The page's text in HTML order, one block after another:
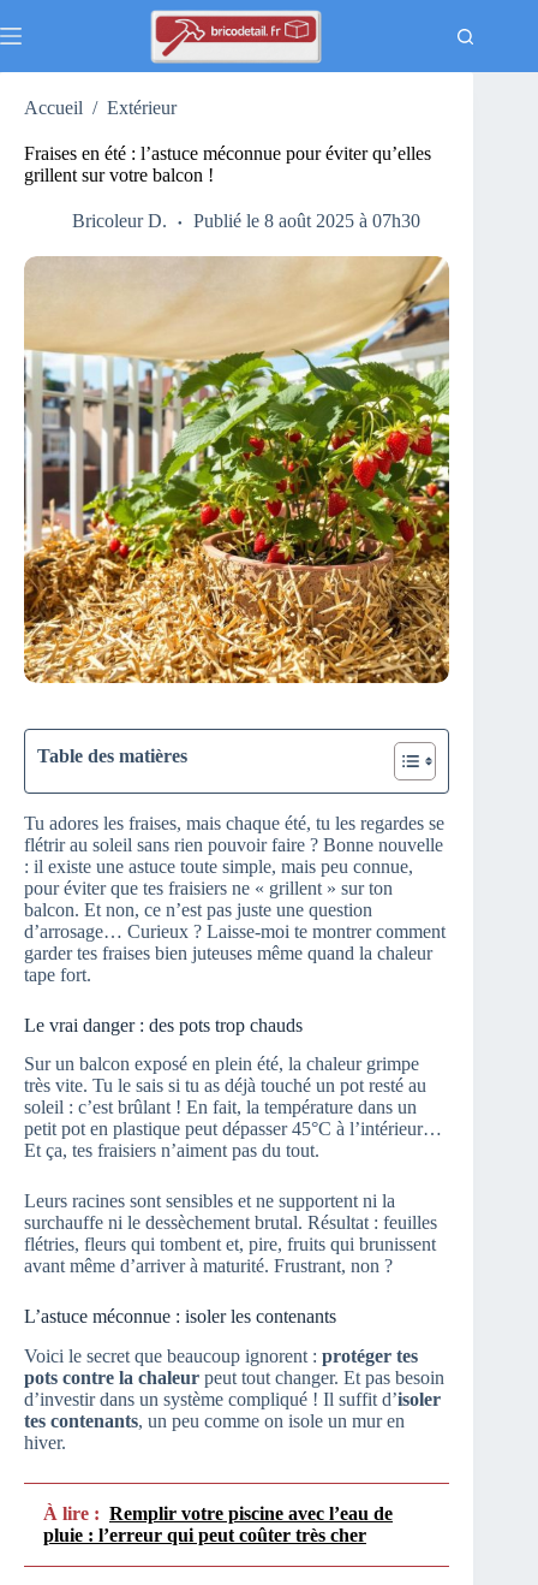
au
Accueil / Extérieur
Fraises en été : l’astuce méconnue pour éviter qu’elles
grillent sur votre balcon !
Bricoleur D. Publié le 8 août 2025 à 07h30
Table des matières
Tu adores les fraises, mais chaque été, tu les regardes se
flétrir au soleil sans rien pouvoir faire ? Bonne nouvelle
: il existe une astuce toute simple, mais peu connue,
pour éviter que tes fraisiers ne « grillent » sur ton
balcon. Et non, ce n’est pas juste une question
d’arrosage… Curieux ? Laisse-moi te montrer comment
garder tes fraises bien juteuses même quand la chaleur
tape fort.
Le vrai danger : des pots trop chauds
Sur un balcon exposé en plein été, la chaleur grimpe
très vite. Tu le sais si tu as déjà touché un pot resté au
soleil : c’est brûlant ! En fait, la température dans un
petit pot en plastique peut dépasser 45°C à l’intérieur…
Et ça, tes fraisiers n’aiment pas du tout.
Leurs racines sont sensibles et ne supportent ni la
surchauffe ni le dessèchement brutal. Résultat : feuilles
flétries, fleurs qui tombent et, pire, fruits qui brunissent
avant même d’arriver à maturité. Frustrant, non ?
L’astuce méconnue : isoler les contenants
Voici le secret que beaucoup ignorent : protéger tes
pots contre la chaleur peut tout changer. Et pas besoin
d’investir dans un système compliqué ! Il suffit d’isoler
tes contenants, un peu comme on isole un mur en
hiver.
À lire : Remplir votre piscine avec l’eau de
pluie : l’erreur qui peut coûter très cher